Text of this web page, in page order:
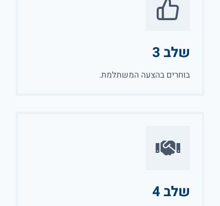
שלב 3
בוחרים בהצעה המשתלמת.
שלב 4